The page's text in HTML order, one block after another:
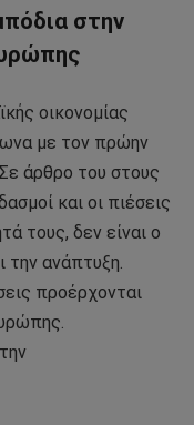
στην
οικονομίας
με τον πρώην
άρθρο του στους
και οι πιέσεις
τους, δεν είναι ο
την ανάπτυξη.
προέρχονται